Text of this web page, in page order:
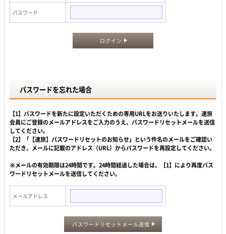
パスワード
ログイン
パスワードを忘れた場合
【1】パスワードを新たに設定いただくための専用URLをお送りいたします。速旅
会員にご登録のメールアドレスをご入力のうえ、パスワードリセットメールを送信
してください。
【2】「【速旅】パスワードリセットのお知らせ」という件名のメールをご確認い
ただき、メールに記載のアドレス（URL）からパスワードを再設定してください。
※メールの有効期限は24時間です。24時間経過した場合は、【1】により再度パス
ワードリセットメールを送信してください。
メールアドレス
パスワードリセットメール送信